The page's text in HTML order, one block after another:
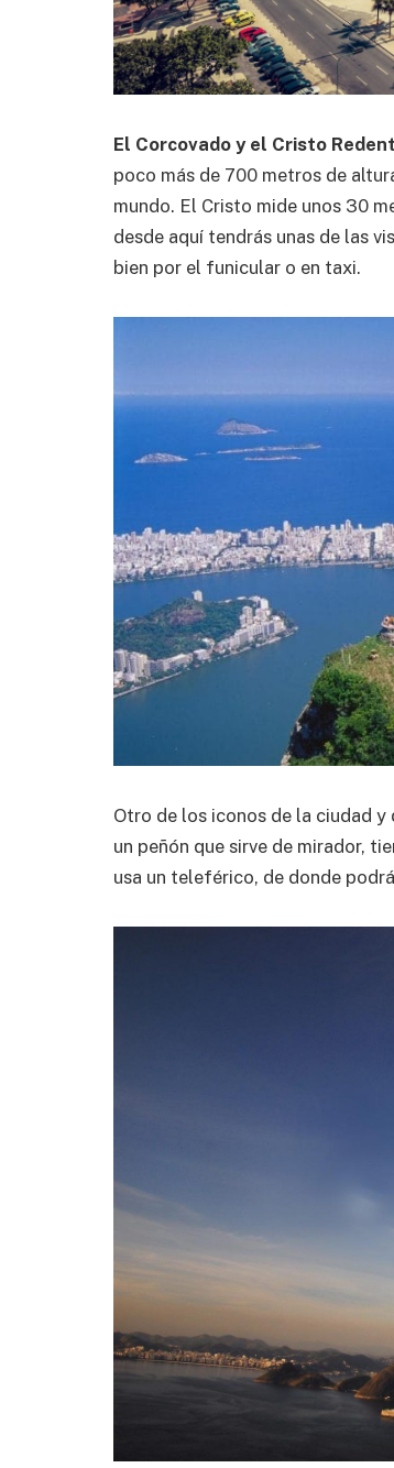
El Corcovado y el Cristo
poco más de 700 metros de
mundo. El Cristo mide unos 30
desde aquí tendrás unas de las
bien por el funicular o en taxi.
Otro de los iconos de la ciudad y
un peñón que sirve de mirador,
usa un teleférico, de donde